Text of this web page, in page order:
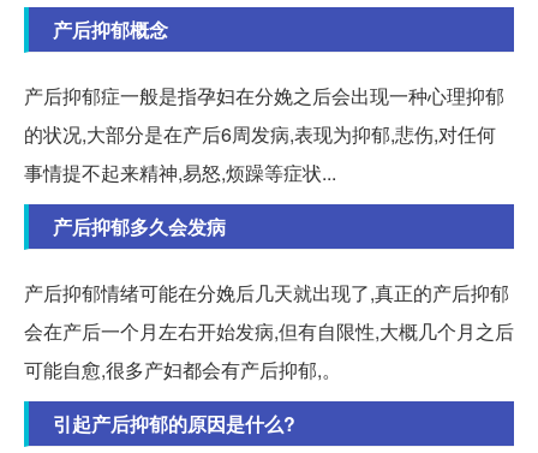
产后抑郁概念
产后抑郁症一般是指孕妇在分娩之后会出现一种心理抑郁
的状况,大部分是在产后6周发病,表现为抑郁,悲伤,对任何
事情提不起来精神,易怒,烦躁等症状...
产后抑郁多久会发病
产后抑郁情绪可能在分娩后几天就出现了,真正的产后抑郁
会在产后一个月左右开始发病,但有自限性,大概几个月之后
可能自愈,很多产妇都会有产后抑郁,。
引起产后抑郁的原因是什么?